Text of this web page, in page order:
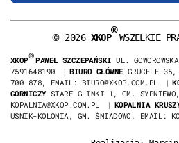
©2026 XKOP
®
WSZELKIE
XKOP
® PAWEŁ SZCZEPAŃSKI UL.
7591648190
| BIURO GŁÓWNE GRUCELE
700 878, EMAIL: BIURO@XKOP.COM.PL
|
GÓRNICZYSTARE GLINKI 1, GM.
KOPALNIA@XKOP.COM.PL
| KOPALNIA
UŚNIK-KOLONIA, GM. ŚNIADOWO, EMAIL: